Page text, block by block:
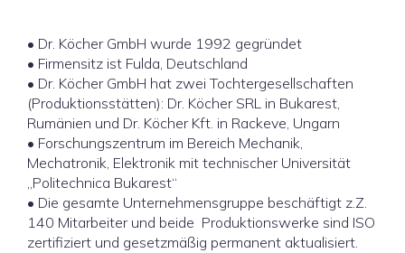
• Dr. Köcher GmbH wurde 1992 gegründet
• Firmensitz ist Fulda, Deutschland
• Dr. Köcher GmbH hat zwei Tochtergesellschaften
(Produktionsstätten): Dr. Köcher SRL in Bukarest,
Rumänien und Dr. Köcher Kft. in Rackeve, Ungarn
• Forschungszentrum im Bereich Mechanik,
Mechatronik, Elektronik mit technischer Universität
„Politechnica Bukarest“
• Die gesamte Unternehmensgruppe beschäftigt z.Z.
140 Mitarbeiter und beide Produktionswerke sind ISO
zertifiziert und gesetzmäßig permanent aktualisiert.